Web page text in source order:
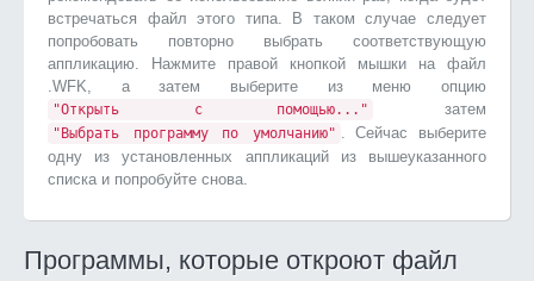
встречаться файл этого типа. В таком случае следует
попробовать повторно выбрать соответствующую
аппликацию. Нажмите правой кнопкой мышки на файл
.WFK, а затем выберите из меню опцию
"Открыть с помощью..." затем
"Выбрать программу по умолчанию" . Сейчас выберите
одну из установленных аппликаций из вышеуказанного
списка и попробуйте снова.
Программы, которые откроют файл